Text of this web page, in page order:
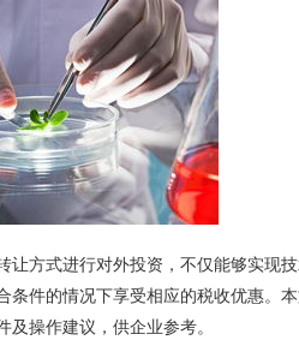
让方式进行对外投资，不仅能够实现
条件的情况下享受相应的税收优惠。
操作建议，供企业参考。